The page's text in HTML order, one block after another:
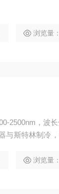
浏览量
2500nm，波
斯特林制冷，
。
浏览量